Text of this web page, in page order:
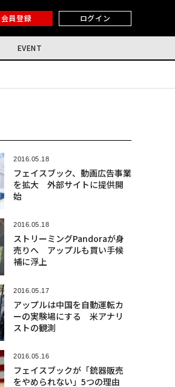
会員登録 ログイン
EVENT
2016.05.18
フェイスブック、動画広告事業
を拡大 外部サイトに提供開
始
2016.05.18
ストリーミングPandoraが身
売りへ アップルも買い手候
補に浮上
2016.05.17
アップルは中国を自動運転カ
ーの実験場にする 米アナリ
ストの観測
2016.05.16
フェイスブックが「銃器販売
をやめられない」5つの理由